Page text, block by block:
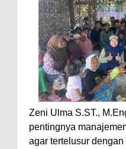
Zeni Ulma S.ST.,
pentingnya
agar tertelusur